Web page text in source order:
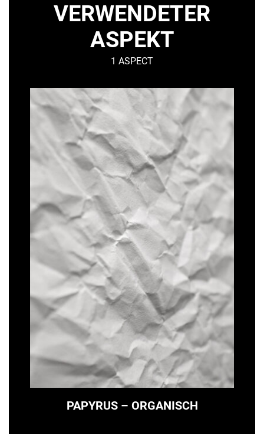
VERWENDETER
ASPEKT
1 ASPECT
PAPYRUS – ORGANISCH
PAPYRUS
–
Organisch